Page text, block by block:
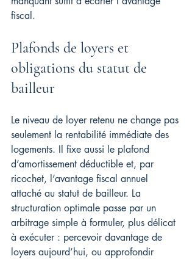
fiscal.
Plafonds de loyers et
obligations du statut de
bailleur
Le niveau de loyer retenu ne change pas
seulement la rentabilité immédiate des
logements. Il fixe aussi le plafond
d’amortissement déductible et, par
ricochet, l’avantage fiscal annuel
attaché au statut de bailleur. La
structuration optimale passe par un
arbitrage simple à formuler, plus délicat
à exécuter : percevoir davantage de
loyers aujourd’hui, ou approfondir